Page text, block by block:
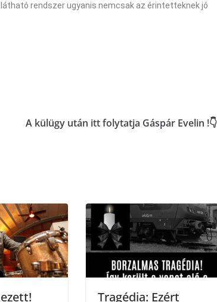
rendszer ugyanis nemcsak az érintetteknek jó
A külügy után itt folytatja Gáspár Evelin !👇
Tragédia: Ezért